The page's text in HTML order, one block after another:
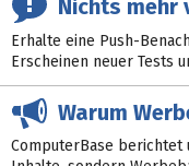
Nichts mehr
Erhalte eine Push-
Erscheinen neuer Tests
Warum
ComputerBase berichtet